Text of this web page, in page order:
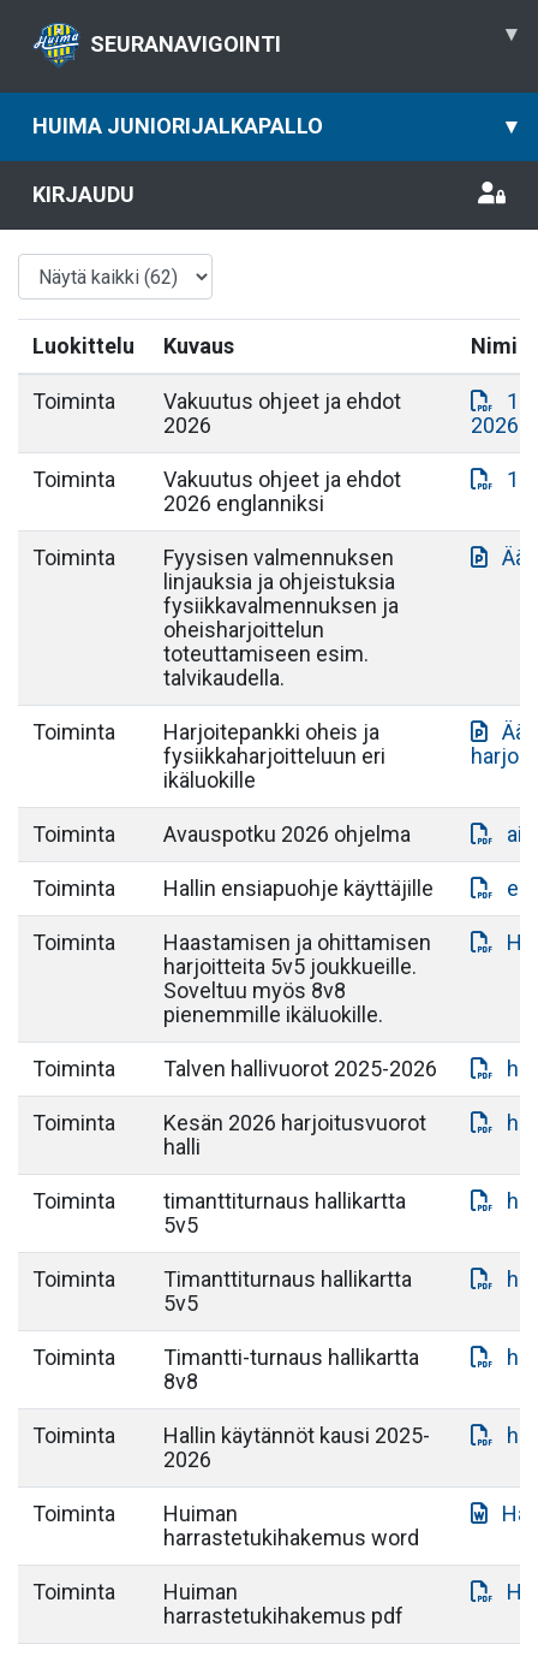
SEURANAVIGOINTI ▾
HUIMA JUNIORIJALKAPALLO ▾
KIRJAUDU
Luokittelu Kuvaus Nimi
Toiminta
Vakuutus ohjeet ja ehdot
2026
Toiminta
Vakuutus ohjeet ja ehdot
2026 englanniksi
Toiminta
Fyysisen valmennuksen
linjauksia ja ohjeistuksia
fysiikkavalmennuksen ja
oheisharjoittelun
toteuttamiseen esim.
talvikaudella.
Toiminta
Harjoitepankki oheis ja
fysiikkaharjoitteluun eri
ikäluokille
Toiminta Avauspotku 2026 ohjelma
Toiminta Hallin ensiapuohje käyttäjille
Toiminta
Haastamisen ja ohittamisen
harjoitteita 5v5 joukkueille.
Soveltuu myös 8v8
pienemmille ikäluokille.
Toiminta Talven hallivuorot 2025-2026
Toiminta
Kesän 2026 harjoitusvuorot
halli
Toiminta
timanttiturnaus hallikartta
5v5
Toiminta
Timanttiturnaus hallikartta
5v5
Toiminta
Timantti-turnaus hallikartta
8v8
Toiminta
Hallin käytännöt kausi 2025-
2026
Toiminta
Huiman
harrastetukihakemus word
Toiminta
Huiman
harrastetukihakemus pdf